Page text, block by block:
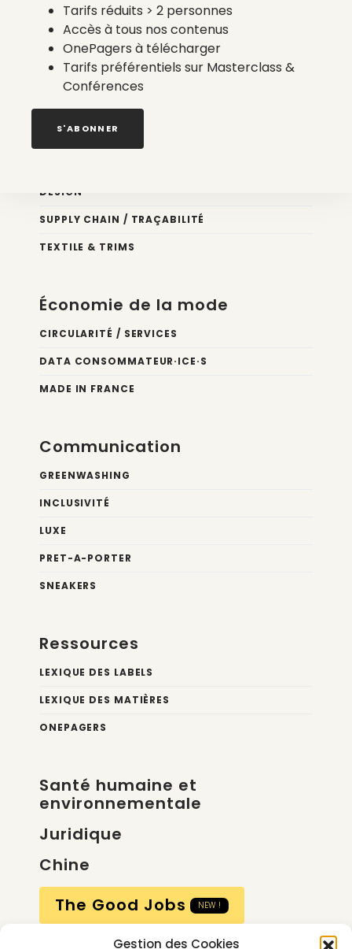
Gestion des Cookies
DESIGN
SUPPLY CHAIN / TRAÇABILITÉ
TEXTILE & TRIMS
Économie de la mode
CIRCULARITÉ / SERVICES
DATA CONSOMMATEUR·ICE·S
MADE IN FRANCE
Communication
GREENWASHING
INCLUSIVITÉ
LUXE
PRET-A-PORTER
SNEAKERS
Ressources
LEXIQUE DES LABELS
LEXIQUE DES MATIÈRES
ONEPAGERS
Santé humaine et
environnementale
Juridique
Chine
The Good Jobs
NEW !
Tarifs réduits > 2 personnes
Accès à tous nos contenus
OnePagers à télécharger
Tarifs préférentiels sur Masterclass &
Conférences
S'ABONNER